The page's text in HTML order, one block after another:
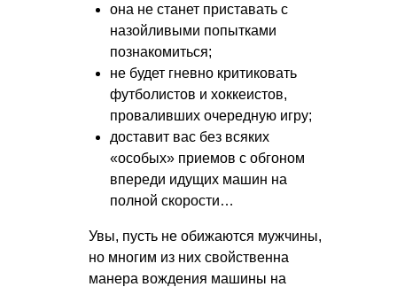
она не станет приставать с
назойливыми попытками
познакомиться;
не будет гневно критиковать
футболистов и хоккеистов,
проваливших очередную игру;
доставит вас без всяких
«особых» приемов с обгоном
впереди идущих машин на
полной скорости…
Увы, пусть не обижаются мужчины,
но многим из них свойственна
манера вождения машины на